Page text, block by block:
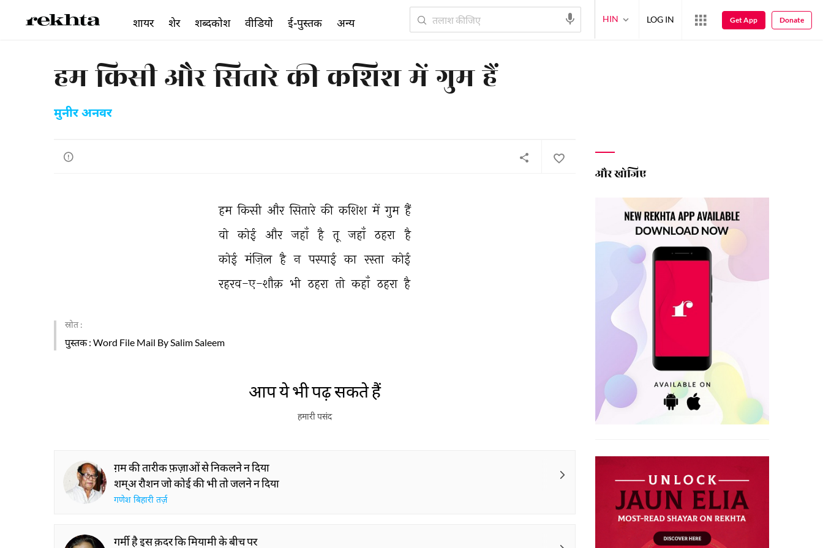
हम किसी और सितारे की कशिश में गुम हैं
मुनीर अनवर
हम किसी और सितारे की कशिश में गुम हैं
वो कोई और जहाँ है तू जहाँ ठहरा है
कोई मंज़िल है न पस्पाई का रस्ता कोई
रहरव-ए-शौक़ भी ठहरा तो कहाँ ठहरा है
स्रोत :
पुस्तक: Word File Mail By Salim Saleem
आप ये भी पढ़ सकते हैं
हमारी पसंद
ग़म की तारीक फ़ज़ाओं से निकलने न दिया
शम्अ रौशन जो कोई की भी तो जलने न दिया
गणेश बिहारी तर्ज़
गर्मी है इस क़दर कि मियामी के बीच पर
और खोजिए
शायर शेर शब्दकोश वीडियो ई-पुस्तक अन्य HIN LOG IN Get App Donate